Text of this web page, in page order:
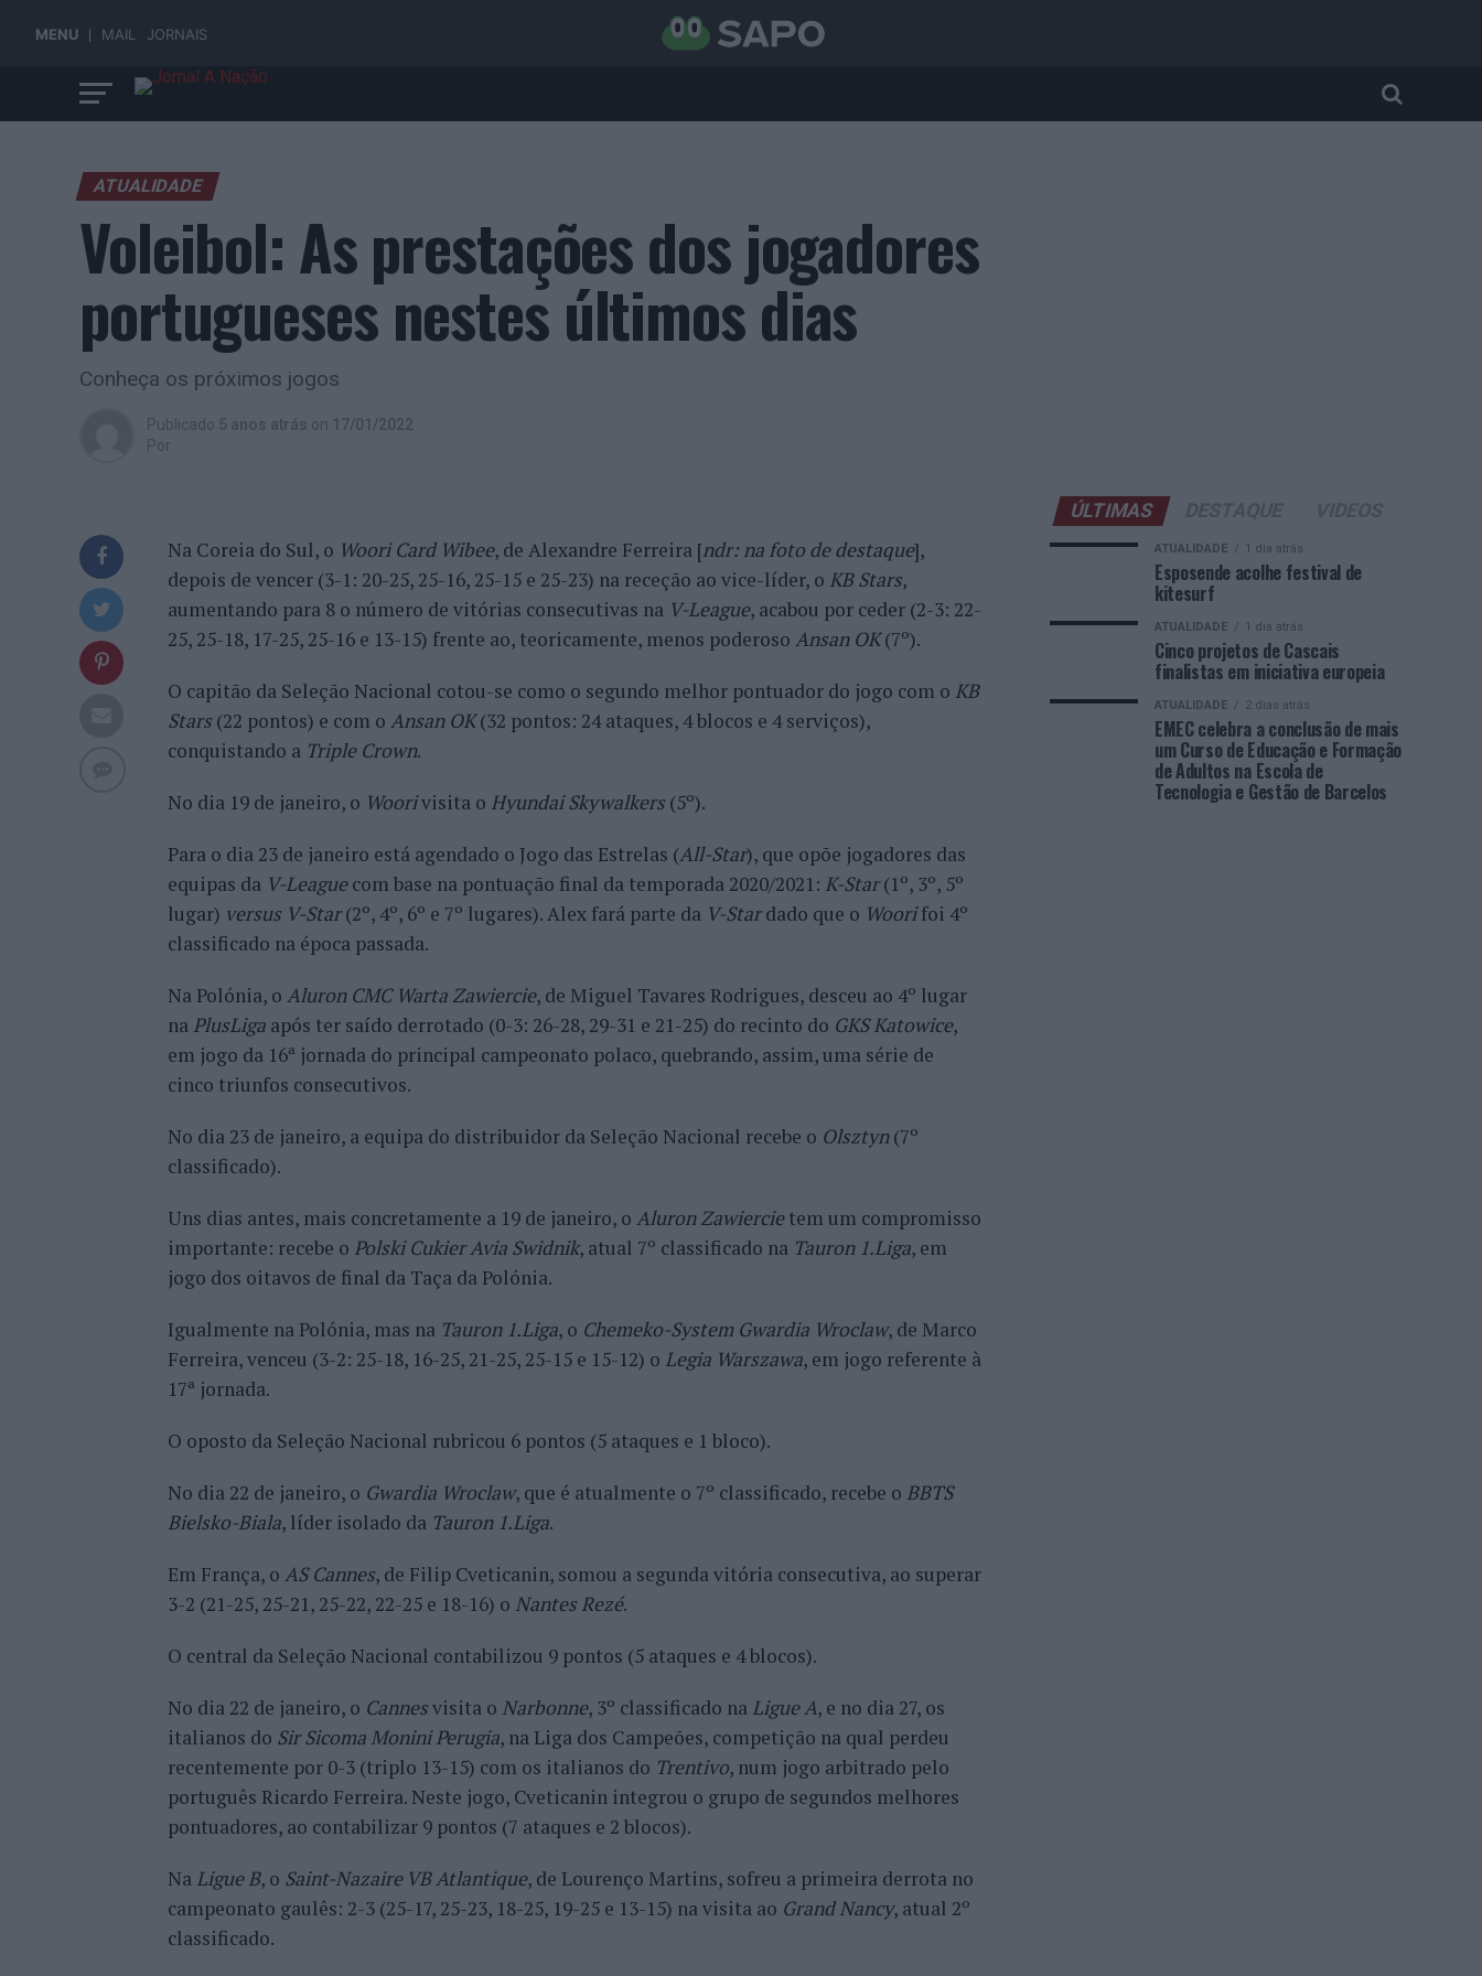
MENU MAIL JORNAIS
ATUALIDADE
Voleibol: As prestações dos jogadores
portugueses nestes últimos dias
Conheça os próximos jogos
Publicado 5 anos atrás on 17/01/2022
Por
Na Coreia do Sul, o Woori Card Wibee, de Alexandre Ferreira [ndr: na foto de destaque],
depois de vencer (3-1: 20-25, 25-16, 25-15 e 25-23) na receção ao vice-líder, o KB Stars,
aumentando para 8 o número de vitórias consecutivas na V-League, acabou por ceder (2-3: 22-
25, 25-18, 17-25, 25-16 e 13-15) frente ao, teoricamente, menos poderoso Ansan OK(7º).
O capitão da Seleção Nacional cotou-se como o segundo melhor pontuador do jogo com o KB
Stars (22 pontos) e com o Ansan OK(32 pontos: 24 ataques, 4 blocos e 4 serviços),
conquistando a Triple Crown.
No dia 19 de janeiro, o Woorivisita o Hyundai Skywalkers (5º).
Para o dia 23 de janeiro está agendado o Jogo das Estrelas (All-Star), que opõe jogadores das
equipas da V-Leaguecom base na pontuação final da temporada 2020/2021: K-Star(1º, 3º, 5º
lugar) versus V-Star(2º, 4º, 6º e 7º lugares). Alex fará parte da V-Stardado que o Woorifoi 4º
classificado na época passada.
Na Polónia, o Aluron CMC Warta Zawiercie, de Miguel Tavares Rodrigues, desceu ao 4º lugar
na PlusLiga após ter saído derrotado (0-3: 26-28, 29-31 e 21-25) do recinto do GKS Katowice,
em jogo da 16ª jornada do principal campeonato polaco, quebrando, assim, uma série de
cinco triunfos consecutivos.
No dia 23 de janeiro, a equipa do distribuidor da Seleção Nacional recebe o Olsztyn(7º
classificado).
Uns dias antes, mais concretamente a 19 de janeiro, o Aluron Zawiercietem um compromisso
importante: recebe o Polski Cukier Avia Swidnik, atual 7º classificado na Tauron 1.Liga, em
jogo dos oitavos de final da Taça da Polónia.
Igualmente na Polónia, mas na Tauron 1.Liga, o Chemeko-System Gwardia Wroclaw, de Marco
Ferreira, venceu (3-2: 25-18, 16-25, 21-25, 25-15 e 15-12) o Legia Warszawa, em jogo referente à
17ª jornada.
O oposto da Seleção Nacional rubricou 6 pontos (5 ataques e 1 bloco).
No dia 22 de janeiro, o Gwardia Wroclaw, que é atualmente o 7º classificado, recebe o BBTS
Bielsko-Biala, líder isolado da Tauron 1.Liga.
Em França, o AS Cannes, de Filip Cveticanin, somou a segunda vitória consecutiva, ao superar
3-2 (21-25, 25-21, 25-22, 22-25 e 18-16) o Nantes Rezé.
O central da Seleção Nacional contabilizou 9 pontos (5 ataques e 4 blocos).
No dia 22 de janeiro, o Cannesvisita o Narbonne, 3º classificado na Ligue A, e no dia 27, os
italianos do Sir Sicoma Monini Perugia, na Liga dos Campeões, competição na qual perdeu
recentemente por 0-3 (triplo 13-15) com os italianos do Trentivo, num jogo arbitrado pelo
português Ricardo Ferreira. Neste jogo, Cveticanin integrou o grupo de segundos melhores
pontuadores, ao contabilizar 9 pontos (7 ataques e 2 blocos).
Na Ligue B, o Saint-Nazaire VB Atlantique, de Lourenço Martins, sofreu a primeira derrota no
campeonato gaulês: 2-3 (25-17, 25-23, 18-25, 19-25 e 13-15) na visita ao Grand Nancy, atual 2º
classificado.
ÚLTIMAS
ATUALIDADE 1 dia atrás
Esposende acolhe festival de
kitesurf
ATUALIDADE 1 dia atrás
Cinco projetos de Cascais
finalistas em iniciativa europeia
ATUALIDADE 2 dias atrás
EMEC celebra a conclusão de mais
um Curso de Educação e Formação
de Adultos na Escola de
Tecnologia e Gestão de Barcelos